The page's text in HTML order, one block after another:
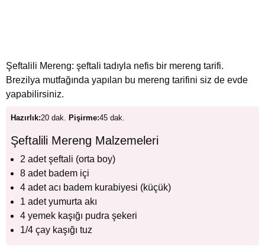
Şeftalili Mereng: şeftali tadıyla nefis bir mereng tarifi.
Brezilya mutfağında yapılan bu mereng tarifini siz de evde
yapabilirsiniz.
Hazırlık:20 dak. Pişirme:45 dak.
Şeftalili Mereng Malzemeleri
2 adet şeftali (orta boy)
8 adet badem içi
4 adet acı badem kurabiyesi (küçük)
1 adet yumurta akı
4 yemek kaşığı pudra şekeri
1/4 çay kaşığı tuz